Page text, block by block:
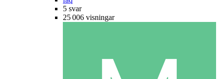
5 svar
25 006 visningar